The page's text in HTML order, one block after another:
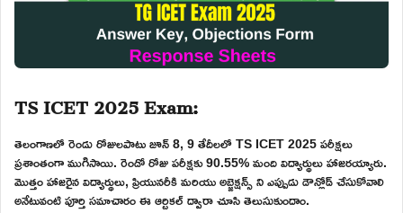
TS ICET 2025 Exam:
తెలంగాణలో రెండు రోజులపాటు జూన్ 8, 9 తేదీలలో TS ICET 2025 పరీక్షలు
ప్రశాంతంగా ముగిసాయి. రెండో రోజు పరీక్షకు 90.55% మంది విద్యార్థులు హాజరయ్యారు.
మొత్తం హాజరైన విద్యార్థులు, ప్రియునరీకి మరియు అబ్జెక్షన్స్ ని ఎప్పుడు డౌన్లోడ్ చేసుకోవాలి
అనేటువంటి పూర్తి సమాచారం ఈ ఆర్టికల్ ద్వారా చూసి తెలుసుకుందాం.